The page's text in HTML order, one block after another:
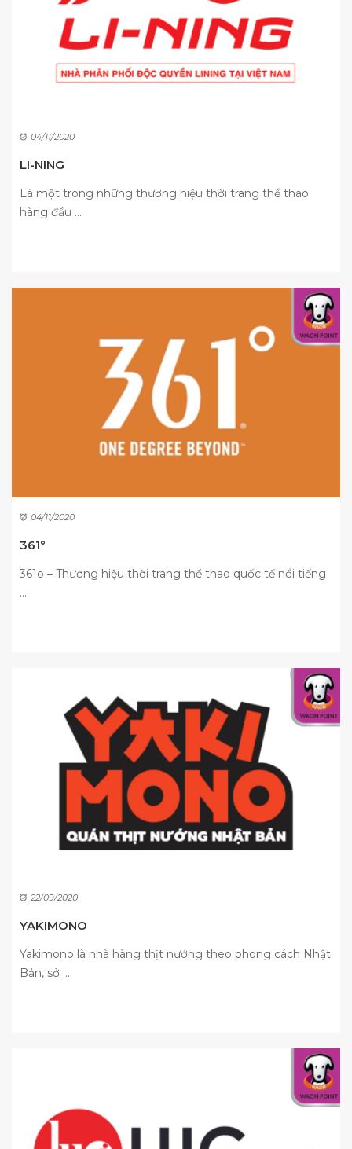
04/11/2020
LI-NING
Là một trong những thương hiệu thời trang thể thao
hàng đầu ...
04/11/2020
361°
361o – Thương hiệu thời trang thể thao quốc tế nổi tiếng
...
22/09/2020
YAKIMONO
Yakimono là nhà hàng thịt nướng theo phong cách Nhật
Bản, sở ...